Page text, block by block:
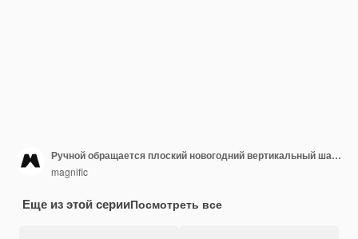
Ручной обращается плоский новогодний вертикальный шаблон плаката
magnific
Еще из этой серииПосмотреть все